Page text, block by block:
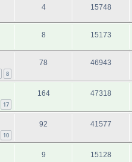
4 15748
8 15173
8
78 46943
17
164 47318
10
92 41577
9 15128